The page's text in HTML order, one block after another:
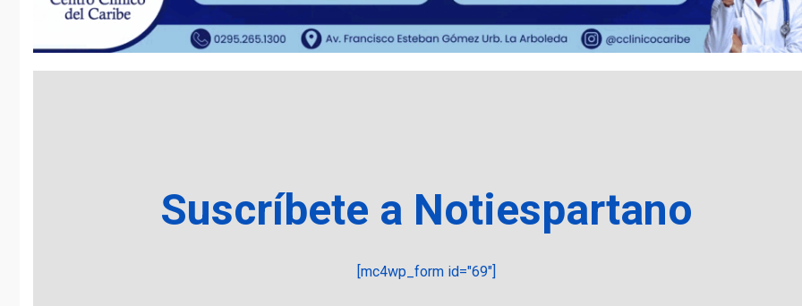
Suscríbete a Notiespartano
[mc4wp_form id="69"]